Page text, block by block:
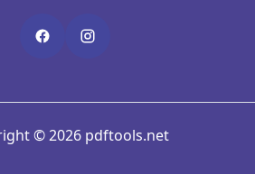
© 2026 pdftools.net